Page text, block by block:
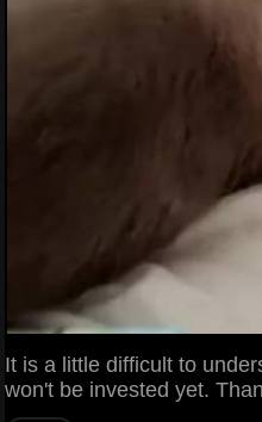
It is a little difficult to
won't be invested yet.